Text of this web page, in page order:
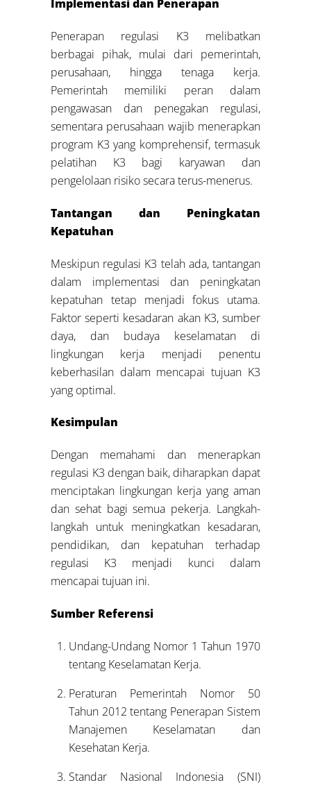
Implementasi dan Penerapan
Penerapan regulasi K3 melibatkan
berbagai pihak, mulai dari pemerintah,
perusahaan, hingga tenaga kerja.
Pemerintah memiliki peran dalam
pengawasan dan penegakan regulasi,
sementara perusahaan wajib menerapkan
program K3 yang komprehensif, termasuk
pelatihan K3 bagi karyawan dan
pengelolaan risiko secara terus-menerus.
Tantangan dan Peningkatan
Kepatuhan
Meskipun regulasi K3 telah ada, tantangan
dalam implementasi dan peningkatan
kepatuhan tetap menjadi fokus utama.
Faktor seperti kesadaran akan K3, sumber
daya, dan budaya keselamatan di
lingkungan kerja menjadi penentu
keberhasilan dalam mencapai tujuan K3
yang optimal.
Kesimpulan
Dengan memahami dan menerapkan
regulasi K3 dengan baik, diharapkan dapat
menciptakan lingkungan kerja yang aman
dan sehat bagi semua pekerja. Langkah-
langkah untuk meningkatkan kesadaran,
pendidikan, dan kepatuhan terhadap
regulasi K3 menjadi kunci dalam
mencapai tujuan ini.
Sumber Referensi
Undang-Undang Nomor 1 Tahun 1970
tentang Keselamatan Kerja.
Peraturan Pemerintah Nomor 50
Tahun 2012 tentang Penerapan Sistem
Manajemen Keselamatan dan
Kesehatan Kerja.
Standar Nasional Indonesia (SNI)